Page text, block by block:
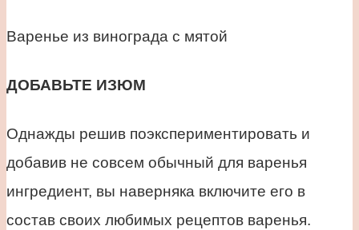
Варенье из винограда с мятой
ДОБАВЬТЕ ИЗЮМ
Однажды решив поэкспериментировать и
добавив не совсем обычный для варенья
ингредиент, вы наверняка включите его в
состав своих любимых рецептов варенья.